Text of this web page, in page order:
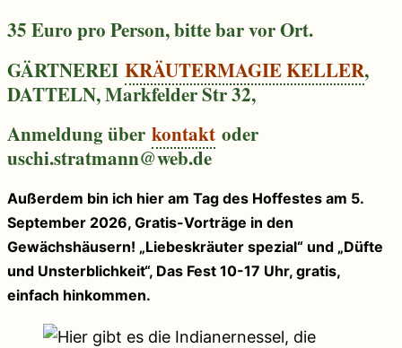
35 Euro pro Person, bitte bar vor Ort.
GÄRTNEREI KRÄUTERMAGIE KELLER,
DATTELN, Markfelder Str 32,
Anmeldung über kontakt oder
uschi.stratmann@web.de
Außerdem bin ich hier am Tag des Hoffestes am 5.
September 2026, Gratis-Vorträge in den
Gewächshäusern! „Liebeskräuter spezial“ und „Düfte
und Unsterblichkeit“, Das Fest 10-17 Uhr, gratis,
einfach hinkommen.